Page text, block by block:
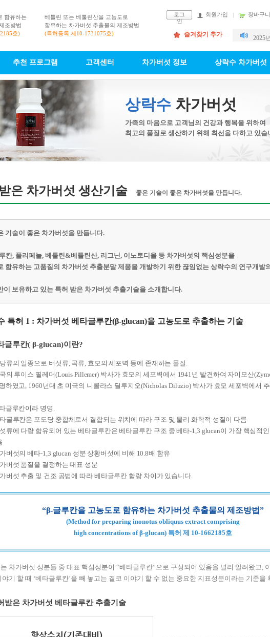
함유하는
조방법
호)
베툴린 또는 베툴린산을 고농도로
함유하는 차가버섯 추출물의 제조방법
(특허등록 제10-1731075호)
로그
인
회원가입 장바구니
즐겨찾기 추가
추천 프로그램 고객센터 차가버섯 정보 상락수 차가버섯
상락수 차가버섯
가족의 마음으로 고객님의 건강과 행복을 위하여
최고의 품질로 생산하기 위해 최선을 다하고 있습
은 차가버섯 생산기술 좋은 기술이 좋은 차가버섯을 만듭니다.
기술이 좋은 차가버섯을 만듭니다.
칸, 폴리페놀, 베툴린&베툴린산, 리그닌, 이노토디올 등 차가버섯의 핵심성분을
함유하는 고품질의 차가버섯 추출분말 제품을 개발하기 위한 끊임없는 상락수의 연구개발
이 보유하고 있는 특허 받은 차가버섯 추출기술을 소개합니다.
특허 1 : 차가버섯 베타글루칸(β-glucan)을 고농도로 추출하는 기술
글루칸( β-glucan)이란?
류의 일종으로 버섯류, 곡류, 효모의 세포벽 등에 존재하는 물질.
의 루이스 필레머(Louis Pillemer) 박사가 효모의 세포벽에서 1941년 발견하여 자이모산
하였고, 1960년대 초 미국의 니콜라스 딜루지오(Nicholas Diluzio) 박사가 효모 세포벽에서
글루칸이라 명명.
글루칸은 포도당 중합체로서 결합되는 위치에 따라 구조 및 물리 화학적 성질이 다름
류에 다량 함유되어 있는 베타글루칸은 베타글루칸 구조 중 베타-1,3 glucan이 가장 핵심적
버섯의 베타-1,3 glucan 성분 상황버섯에 비해 10.8배 함유
버섯 품질을 결정하는 대표 성분
버섯 추출 및 건조 공법에 따라 베타글루칸 함량 차이가 있습니다.
“β-글루칸을 고농도로 함유하는 차가버섯 추출물의 제조방법”
(Method for preparing inonotus obliquus extract comprising
high concentrations of β-glucan) 특허 제 10-1662185호
차가버섯 성분들 중 대표 핵심성분이 “베타글루칸”으로 구성되어 있음을 널리 알려왔고,
야기 할 때 ‘베타글루칸’을 빼 놓고는 결코 이야기 할 수 없는 중요한 지표성분이라는 기준을
받은 차가버섯 베타글루칸 추출기술